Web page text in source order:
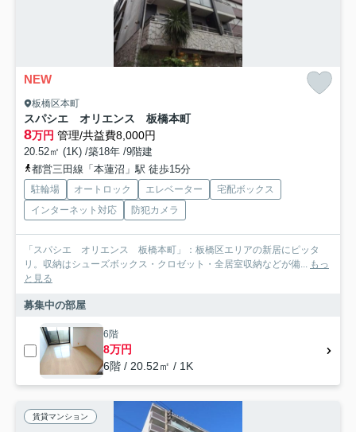
NEW
板橋区本町
スパシエ オリエンス 板橋本町
8万円 管理/共益費8,000円
20.52㎡ (1K) /築18年 /9階建
都営三田線「本蓮沼」駅 徒歩15分
駐輪場 オートロック エレベーター
宅配ボックス
インターネット対応
防犯カメラ
「スパシエ オリエンス 板橋本町」：板橋区エリアの新居にピッタ
リ。収納はシューズボックス・クロゼット・全居室収納などが備... もっ
と見る
募集中の部屋
6階
8万円
6階 / 20.52㎡ / 1K
賃貸マンション